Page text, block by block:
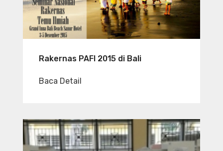
Rakernas PAFI 2015 di Bali
Baca Detail